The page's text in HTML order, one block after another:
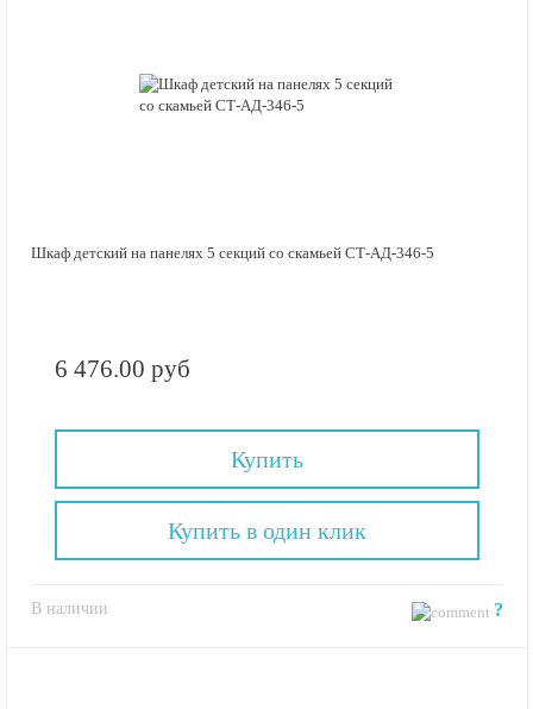
Шкаф детский на панелях 5 секций со скамьей СТ-АД-346-5
6 476.00 руб
Купить
В наличии ?
Купить в один клик